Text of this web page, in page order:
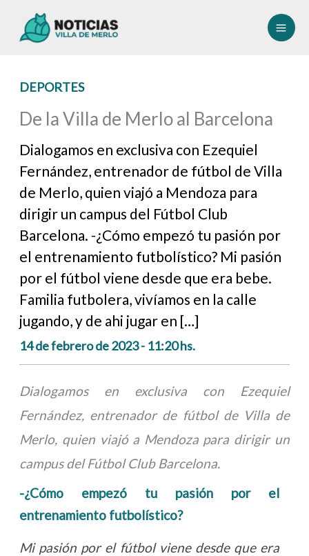
DEPORTES
De la Villa de Merlo al Barcelona
Dialogamos en exclusiva con Ezequiel
Fernández, entrenador de fútbol de Villa
de Merlo, quien viajó a Mendoza para
dirigir un campus del Fútbol Club
Barcelona. -¿Cómo empezó tu pasión por
el entrenamiento futbolístico? Mi pasión
por el fútbol viene desde que era bebe.
Familia futbolera, vivíamos en la calle
jugando, y de ahi jugar en […]
14 de febrero de 2023 - 11:20 hs.
Dialogamos en exclusiva con Ezequiel
Fernández, entrenador de fútbol de Villa de
Merlo, quien viajó a Mendoza para dirigir un
campus del Fútbol Club Barcelona.
-¿Cómo empezó tu pasión por el
entrenamiento futbolístico?
Mi pasión por el fútbol viene desde que era